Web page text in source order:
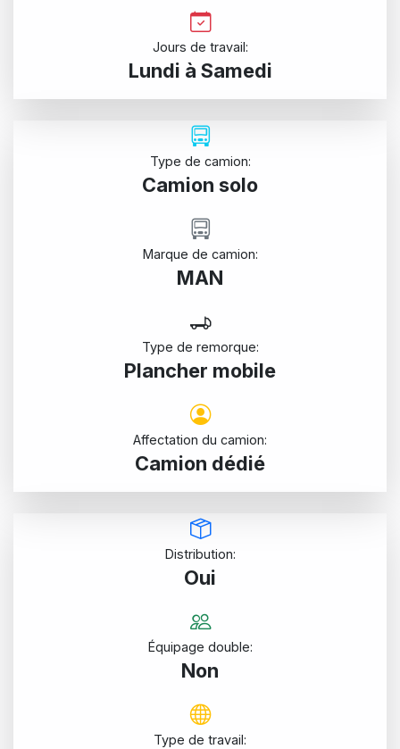
Jours de travail:
Lundi à Samedi
Type de camion:
Camion solo
Marque de camion:
MAN
Type de remorque:
Plancher mobile
Affectation du camion:
Camion dédié
Distribution:
Oui
Équipage double:
Non
Type de travail: